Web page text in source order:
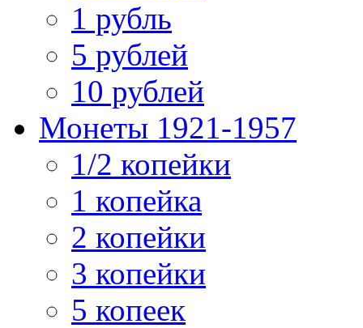
1 рубль
5 рублей
10 рублей
Монеты 1921-1957
1/2 копейки
1 копейка
2 копейки
3 копейки
5 копеек